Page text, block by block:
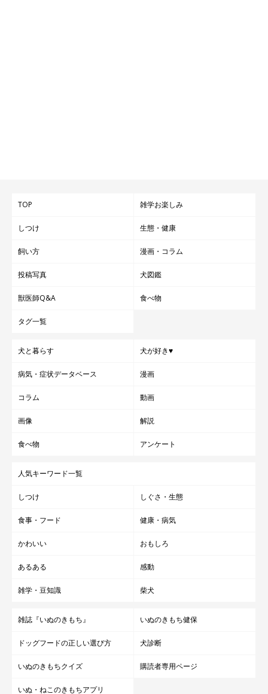
TOP 雑学お楽しみ
しつけ 生態・健康
飼い方 漫画・コラム
投稿写真 犬図鑑
獣医師Q&A 食べ物
タグ一覧
犬と暮らす 犬が好き♥
病気・症状データベース 漫画
コラム 動画
画像 解説
食べ物 アンケート
人気キーワード一覧
しつけ しぐさ・生態
食事・フード 健康・病気
かわいい おもしろ
あるある 感動
雑学・豆知識 柴犬
雑誌『いぬのきもち』 いぬのきもち健保
ドッグフードの正しい選び方 犬診断
いぬのきもちクイズ 購読者専用ページ
いぬ・ねこのきもちアプリ